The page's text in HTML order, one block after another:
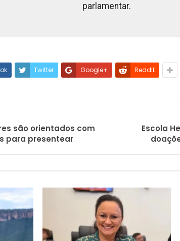
parlamentar.
Twitter Google+ ReddIt
são orientados com
para presentear
Escola